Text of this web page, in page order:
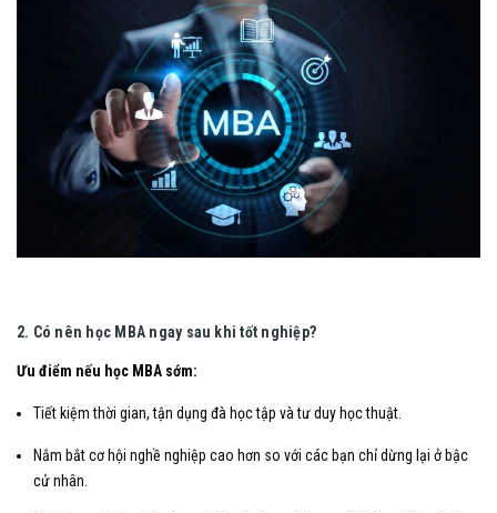
2. Có nên học MBA ngay sau khi tốt nghiệp?
Ưu điểm nếu học MBA sớm:
Tiết kiệm thời gian, tận dụng đà học tập và tư duy học thuật.
Nắm bắt cơ hội nghề nghiệp cao hơn so với các bạn chỉ dừng lại ở bậc
cử nhân.